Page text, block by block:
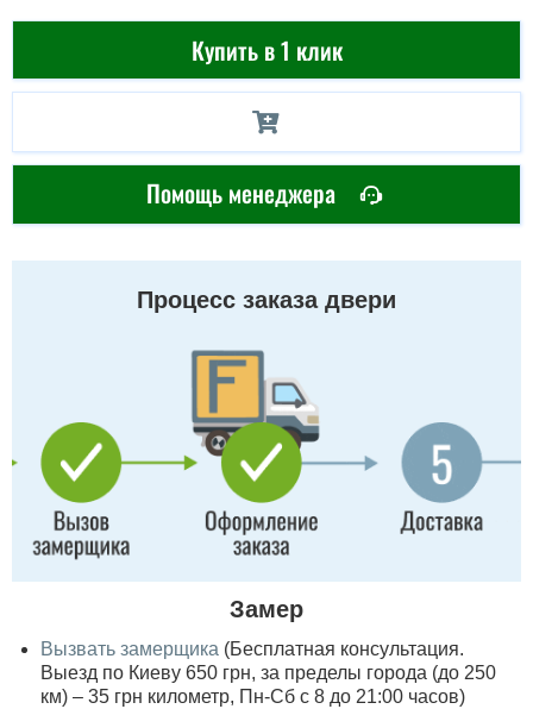
Купить в 1 клик
Помощь менеджера
Процесс заказа двери
Замер
Вызвать замерщика (Бесплатная консультация.
Выезд по Киеву 650 грн, за пределы города (до 250
км) – 35 грн километр, Пн-Сб с 8 до 21:00 часов)